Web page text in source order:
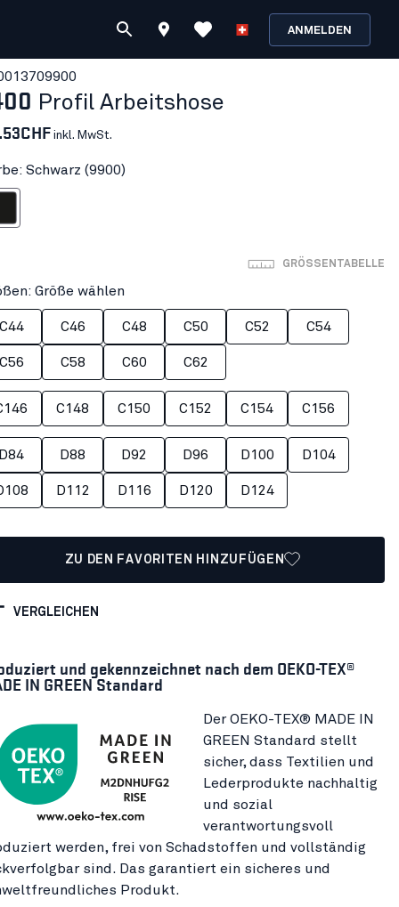
ANMELDEN
9900
Profil Arbeitshose
inkl. MwSt.
Schwarz (9900)
GRÖSSENTABELLE
Größe wählen
C44 C46 C48 C50 C52 C54
C56 C58 C60 C62
C148 C150 C152 C154 C156
D84 D88 D92 D96 D100 D104
D112 D116 D120 D124
ZU DEN FAVORITEN HINZUFÜGEN
VERGLEICHEN
und gekennzeichnet nach dem OEKO-TEX®
IN GREEN Standard
Der OEKO-TEX® MADE IN
GREEN Standard stellt
sicher, dass Textilien und
Lederprodukte nachhaltig
und sozial
verantwortungsvoll
werden, frei von Schadstoffen und vollständig
sind. Das garantiert ein sicheres und
Produkt.